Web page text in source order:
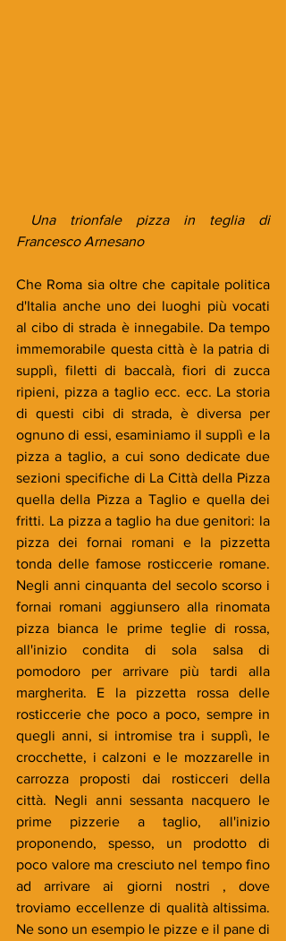
Francesco Arnesano
Che Roma sia oltre che capitale politica
d'Italia anche uno dei luoghi più vocati
al cibo di strada è innegabile. Da tempo
immemorabile questa città è la patria di
supplì, filetti di baccalà, fiori di zucca
ripieni, pizza a taglio ecc. ecc. La storia
di questi cibi di strada, è diversa per
ognuno di essi, esaminiamo il supplì e la
pizza a taglio, a cui sono dedicate due
sezioni specifiche di La Città della Pizza
quella della Pizza a Taglio e quella dei
fritti. La pizza a taglio ha due genitori: la
pizza dei fornai romani e la pizzetta
tonda delle famose rosticcerie romane.
Negli anni cinquanta del secolo scorso i
fornai romani aggiunsero alla rinomata
pizza bianca le prime teglie di rossa,
all'inizio condita di sola salsa di
pomodoro per arrivare più tardi alla
margherita. E la pizzetta rossa delle
rosticcerie che poco a poco, sempre in
quegli anni, si intromise tra i supplì, le
crocchette, i calzoni e le mozzarelle in
carrozza proposti dai rosticceri della
città. Negli anni sessanta nacquero le
prime pizzerie a taglio, all'inizio
proponendo, spesso, un prodotto di
poco valore ma cresciuto nel tempo fino
ad arrivare ai giorni nostri , dove
troviamo eccellenze di qualità altissima.
Ne sono un esempio le pizze e il pane di